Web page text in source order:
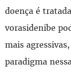
doença é
vorasidenibe
mais
paradigma